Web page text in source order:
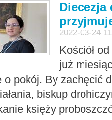
Diecezja
2022-03-24
Kościół
już
o pokój. By zachęcić
biskup
księży